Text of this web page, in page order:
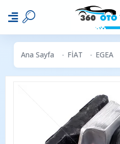
Ana Sayfa FİAT EGEA